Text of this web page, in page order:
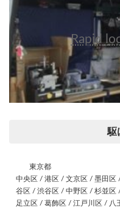
Rapid
駆
東京都
中央区 / 港区 / 文京区 / 墨田区
谷区 / 渋谷区 / 中野区 / 杉並
足立区 / 葛飾区 / 江戸川区 /